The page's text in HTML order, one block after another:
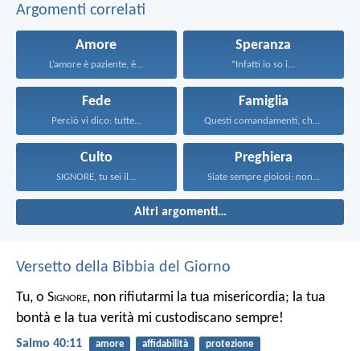
Argomenti correlati
Amore
L’amore è paziente, è...
Speranza
“Infatti io so i...
Fede
Perciò vi dico: tutte...
Famiglia
Questi comandamenti, che oggi...
Culto
SIGNORE, tu sei il...
Preghiera
Siate sempre gioiosi; non...
Altri argomenti…
Versetto della Bibbia del Giorno
Tu, o Signore, non rifiutarmi la tua misericordia; la tua
bontà e la tua verità mi custodiscano sempre!
Salmo 40:11 amore affidabilità protezione